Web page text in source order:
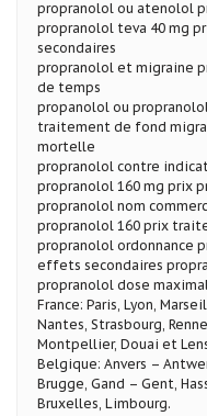
propranolol ou atenolol
propranolol teva 40 mg
secondaires
propranolol et migraine
de temps
propanolol ou
traitement de fond
mortelle
propranolol contre
propranolol 160 mg prix
propranolol nom
propranolol 160 prix
propranolol ordonnance
effets secondaires
propranolol dose
France: Paris, Lyon,
Nantes, Strasbourg,
Montpellier, Douai et
Belgique: Anvers –
Brugge, Gand – Gent,
Bruxelles, Limbourg.